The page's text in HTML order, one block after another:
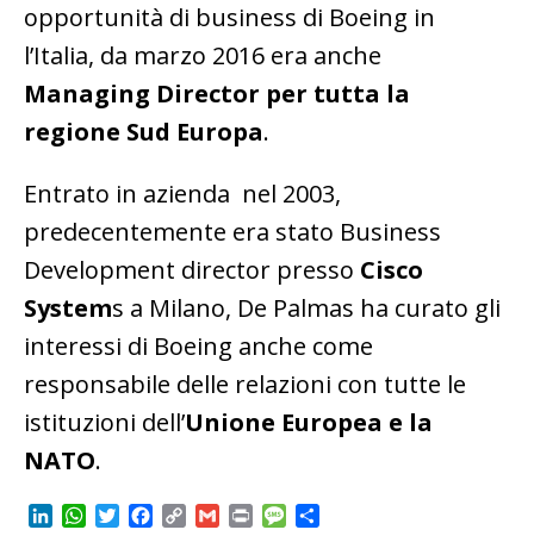
opportunità di business di Boeing in
l’Italia, da marzo 2016 era anche
Managing Director per tutta la
regione Sud Europa.
Entrato in azienda nel 2003,
predecentemente era stato Business
Development director presso Cisco
Systems a Milano, De Palmas ha curato gli
interessi di Boeing anche come
responsabile delle relazioni con tutte le
istituzioni dell’Unione Europea e la
NATO.
W
T
G
M